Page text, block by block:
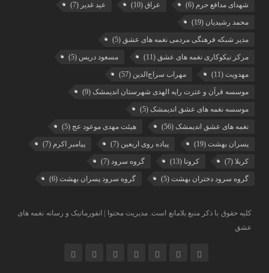
شهدای مدافع حرم (6) عراق (10) عید غدیر (7)
محمد رشیدیان (19)
مدیر شبکه فرهنگی مردمی نغمه های عشق (5)
مرکز نیکوکاری نغمه های عشق (11) مسعود دریس (5)
مهدویت (11) مهراب سراج‌الدین (57)
موسسه قرآن و عترت رایه الهدی شهرستان اندیمشک (9)
موسسه نغمه های عشق اندیمشک (5)
نغمه های عشق اندیمشک (56) هیئت مهدی موعود عج (5)
پسران بهشت (19) پیاده روی اربعین (7) پیامبر اکرم (7)
کربلا (7) کرونا (13) گروه سرود (7)
گروه سرود دختران بهشت (5) گروه سرود پسران بهشت (6)
کلیه حقوق با ذکر منبع بلامانع است. مدیریت محتوا | انفورماتیک و رسانه نغمه های
عشق